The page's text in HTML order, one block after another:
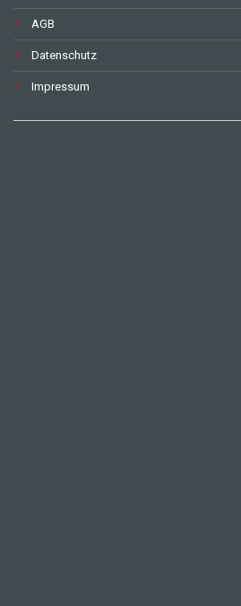
AGB
Datenschutz
Impressum